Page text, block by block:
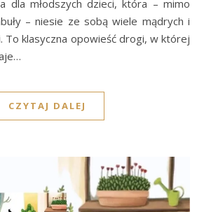
dla młodszych dzieci, która – mimo
– niesie ze sobą wiele mądrych i
To klasyczna opowieść drogi, w której
CZYTAJ DALEJ